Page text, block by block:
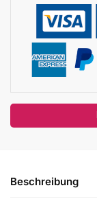
Beschreibung